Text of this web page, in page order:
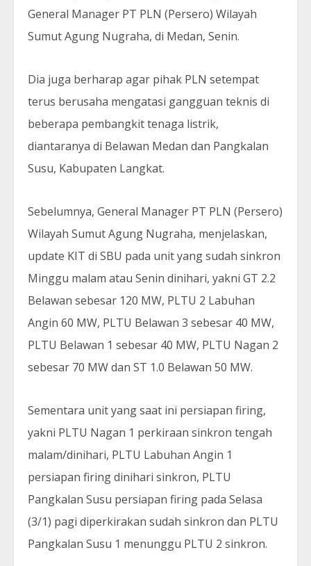
General Manager PT PLN (Persero) Wilayah
Sumut Agung Nugraha, di Medan, Senin.
Dia juga berharap agar pihak PLN setempat
terus berusaha mengatasi gangguan teknis di
beberapa pembangkit tenaga listrik,
diantaranya di Belawan Medan dan Pangkalan
Susu, Kabupaten Langkat.
Sebelumnya, General Manager PT PLN (Persero)
Wilayah Sumut Agung Nugraha, menjelaskan,
update KIT di SBU pada unit yang sudah sinkron
Minggu malam atau Senin dinihari, yakni GT 2.2
Belawan sebesar 120 MW, PLTU 2 Labuhan
Angin 60 MW, PLTU Belawan 3 sebesar 40 MW,
PLTU Belawan 1 sebesar 40 MW, PLTU Nagan 2
sebesar 70 MW dan ST 1.0 Belawan 50 MW.
Sementara unit yang saat ini persiapan firing,
yakni PLTU Nagan 1 perkiraan sinkron tengah
malam/dinihari, PLTU Labuhan Angin 1
persiapan firing dinihari sinkron, PLTU
Pangkalan Susu persiapan firing pada Selasa
(3/1) pagi diperkirakan sudah sinkron dan PLTU
Pangkalan Susu 1 menunggu PLTU 2 sinkron.